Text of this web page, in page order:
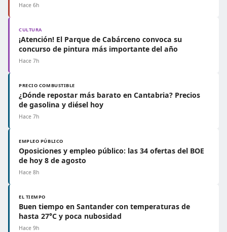
Hace 6h
CULTURA
¡Atención! El Parque de Cabárceno convoca su
concurso de pintura más importante del año
Hace 7h
PRECIO COMBUSTIBLE
¿Dónde repostar más barato en Cantabria? Precios
de gasolina y diésel hoy
Hace 7h
EMPLEO PÚBLICO
Oposiciones y empleo público: las 34 ofertas del BOE
de hoy 8 de agosto
Hace 8h
EL TIEMPO
Buen tiempo en Santander con temperaturas de
hasta 27°C y poca nubosidad
Hace 9h